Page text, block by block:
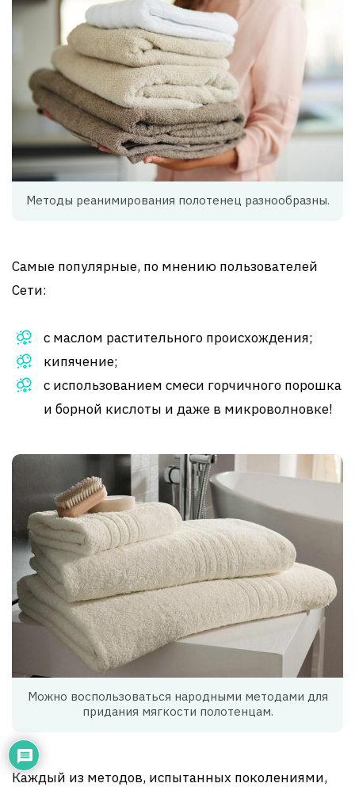
Методы реанимирования полотенец разнообразны.
Самые популярные, по мнению пользователей
Сети:
с маслом растительного происхождения;
кипячение;
с использованием смеси горчичного порошка
и борной кислоты и даже в микроволновке!
Можно воспользоваться народными методами для
придания мягкости полотенцам.
Каждый из методов, испытанных поколениями,